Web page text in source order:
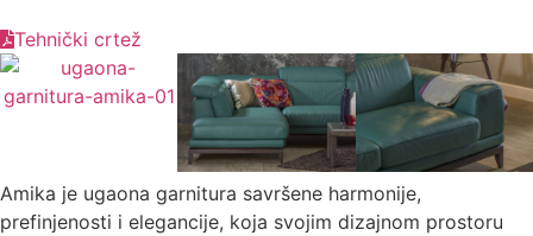
Tehnički crtež
Amika je ugaona garnitura savršene harmonije,
prefinjenosti i elegancije, koja svojim dizajnom prostoru